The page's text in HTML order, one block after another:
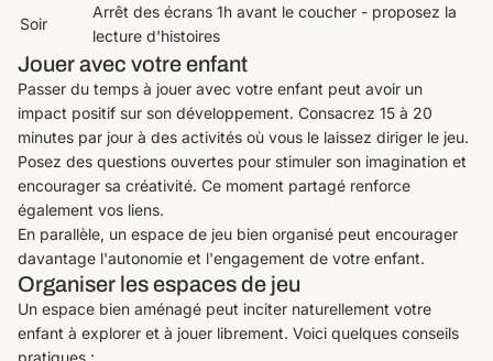
Soir
Arrêt des écrans 1h avant le coucher - proposez la
lecture d'histoires
Jouer avec votre enfant
Passer du temps à jouer avec votre enfant peut avoir un
impact positif sur son développement. Consacrez 15 à 20
minutes par jour à des activités où vous le laissez diriger le jeu.
Posez des questions ouvertes pour stimuler son imagination et
encourager sa créativité. Ce moment partagé renforce
également vos liens.
En parallèle, un espace de jeu bien organisé peut encourager
davantage l'autonomie et l'engagement de votre enfant.
Organiser les espaces de jeu
Un espace bien aménagé peut inciter naturellement votre
enfant à explorer et à jouer librement. Voici quelques conseils
pratiques :